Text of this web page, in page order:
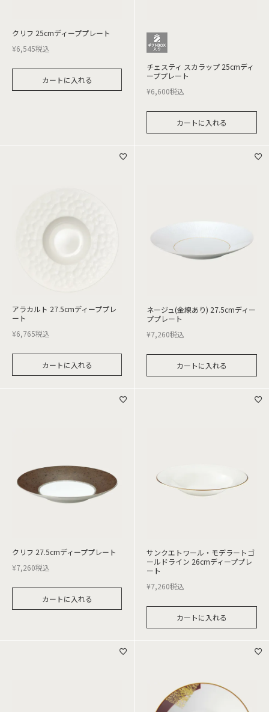
クリフ 25cmディーププレート
¥6,545税込
カートに入れる
チェスティ スカラップ 25cmディ
ーププレート
¥6,600税込
カートに入れる
アラカルト 27.5cmディーププレ
ート
¥6,765税込
カートに入れる
ネージュ(金線あり) 27.5cmディー
ププレート
¥7,260税込
カートに入れる
クリフ 27.5cmディーププレート
¥7,260税込
カートに入れる
サンクエトワール・モデラートゴ
ールドライン 26cmディーププレ
ート
¥7,260税込
カートに入れる